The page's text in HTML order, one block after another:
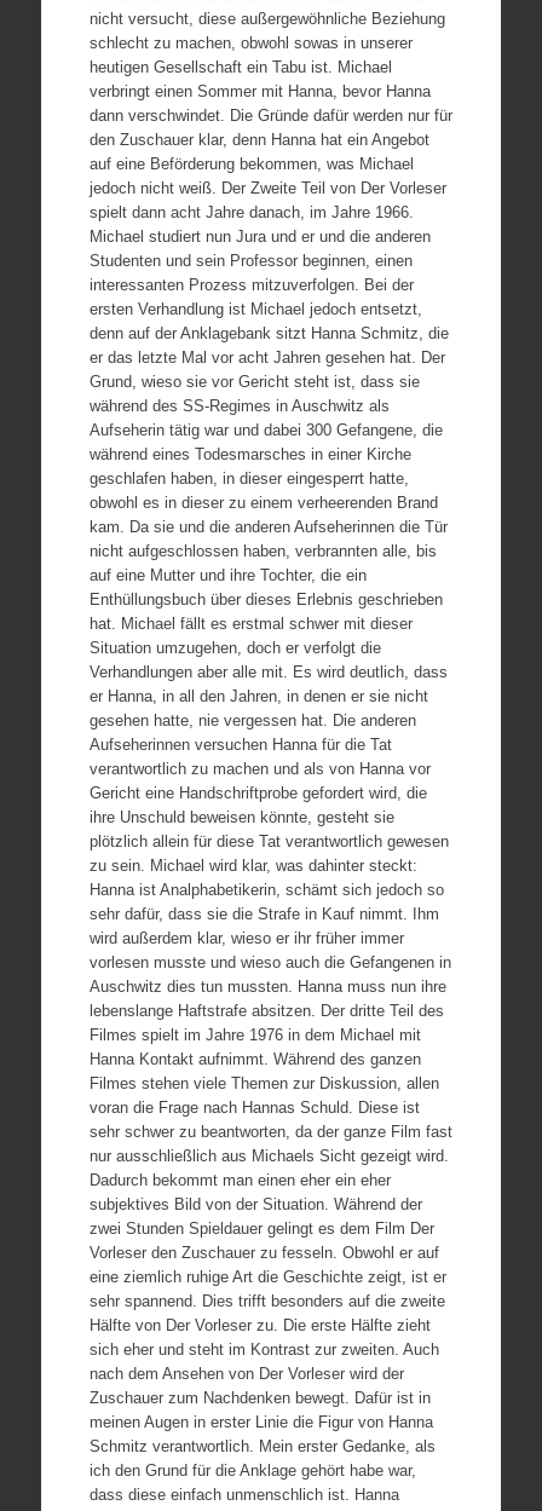
nicht versucht, diese außergewöhnliche Beziehung
schlecht zu machen, obwohl sowas in unserer
heutigen Gesellschaft ein Tabu ist. Michael
verbringt einen Sommer mit Hanna, bevor Hanna
dann verschwindet. Die Gründe dafür werden nur für
den Zuschauer klar, denn Hanna hat ein Angebot
auf eine Beförderung bekommen, was Michael
jedoch nicht weiß. Der Zweite Teil von Der Vorleser
spielt dann acht Jahre danach, im Jahre 1966.
Michael studiert nun Jura und er und die anderen
Studenten und sein Professor beginnen, einen
interessanten Prozess mitzuverfolgen. Bei der
ersten Verhandlung ist Michael jedoch entsetzt,
denn auf der Anklagebank sitzt Hanna Schmitz, die
er das letzte Mal vor acht Jahren gesehen hat. Der
Grund, wieso sie vor Gericht steht ist, dass sie
während des SS-Regimes in Auschwitz als
Aufseherin tätig war und dabei 300 Gefangene, die
während eines Todesmarsches in einer Kirche
geschlafen haben, in dieser eingesperrt hatte,
obwohl es in dieser zu einem verheerenden Brand
kam. Da sie und die anderen Aufseherinnen die Tür
nicht aufgeschlossen haben, verbrannten alle, bis
auf eine Mutter und ihre Tochter, die ein
Enthüllungsbuch über dieses Erlebnis geschrieben
hat. Michael fällt es erstmal schwer mit dieser
Situation umzugehen, doch er verfolgt die
Verhandlungen aber alle mit. Es wird deutlich, dass
er Hanna, in all den Jahren, in denen er sie nicht
gesehen hatte, nie vergessen hat. Die anderen
Aufseherinnen versuchen Hanna für die Tat
verantwortlich zu machen und als von Hanna vor
Gericht eine Handschriftprobe gefordert wird, die
ihre Unschuld beweisen könnte, gesteht sie
plötzlich allein für diese Tat verantwortlich gewesen
zu sein. Michael wird klar, was dahinter steckt:
Hanna ist Analphabetikerin, schämt sich jedoch so
sehr dafür, dass sie die Strafe in Kauf nimmt. Ihm
wird außerdem klar, wieso er ihr früher immer
vorlesen musste und wieso auch die Gefangenen in
Auschwitz dies tun mussten. Hanna muss nun ihre
lebenslange Haftstrafe absitzen. Der dritte Teil des
Filmes spielt im Jahre 1976 in dem Michael mit
Hanna Kontakt aufnimmt. Während des ganzen
Filmes stehen viele Themen zur Diskussion, allen
voran die Frage nach Hannas Schuld. Diese ist
sehr schwer zu beantworten, da der ganze Film fast
nur ausschließlich aus Michaels Sicht gezeigt wird.
Dadurch bekommt man einen eher ein eher
subjektives Bild von der Situation. Während der
zwei Stunden Spieldauer gelingt es dem Film Der
Vorleser den Zuschauer zu fesseln. Obwohl er auf
eine ziemlich ruhige Art die Geschichte zeigt, ist er
sehr spannend. Dies trifft besonders auf die zweite
Hälfte von Der Vorleser zu. Die erste Hälfte zieht
sich eher und steht im Kontrast zur zweiten. Auch
nach dem Ansehen von Der Vorleser wird der
Zuschauer zum Nachdenken bewegt. Dafür ist in
meinen Augen in erster Linie die Figur von Hanna
Schmitz verantwortlich. Mein erster Gedanke, als
ich den Grund für die Anklage gehört habe war,
dass diese einfach unmenschlich ist. Hanna